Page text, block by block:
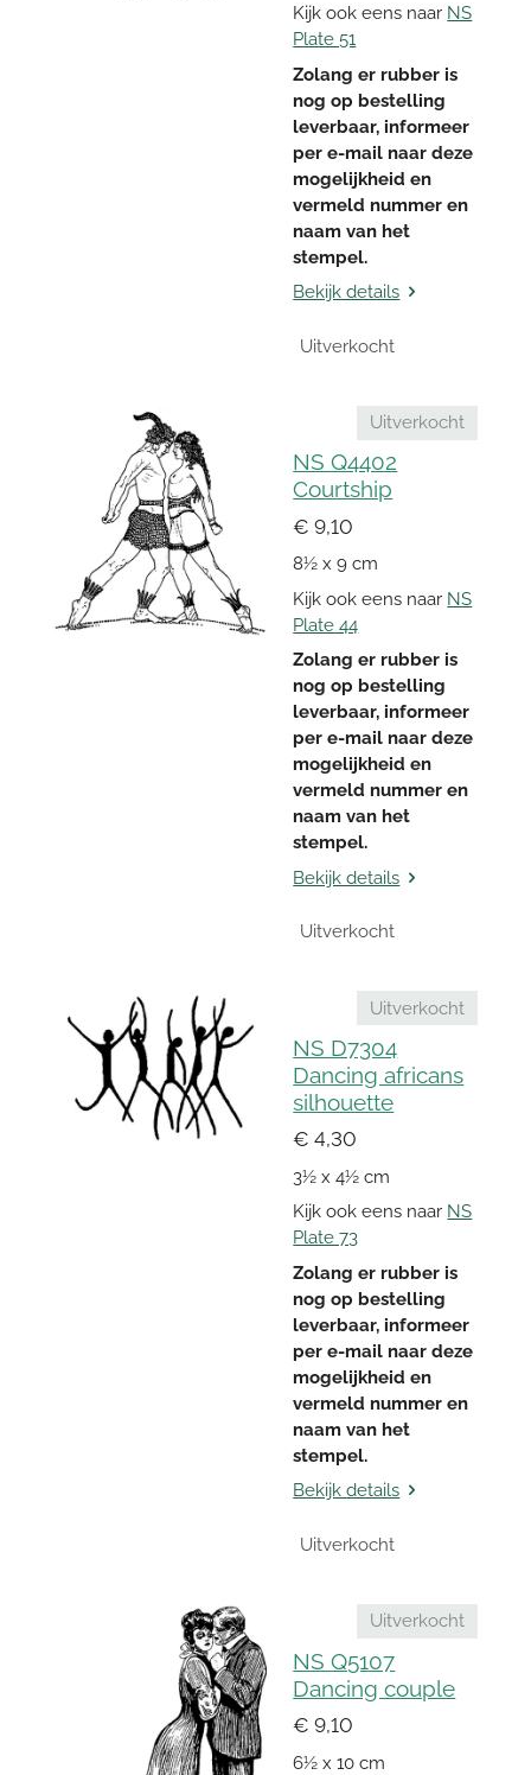
Kijk ook eens naar NS
Plate 51
Zolang er rubber is
nog op bestelling
leverbaar, informeer
per e-mail naar deze
mogelijkheid en
vermeld nummer en
naam van het
stempel.
Bekijk details
Uitverkocht
Uitverkocht
NS Q4402
Courtship
€ 9,10
8½ x 9 cm
Kijk ook eens naar NS
Plate 44
Zolang er rubber is
nog op bestelling
leverbaar, informeer
per e-mail naar deze
mogelijkheid en
vermeld nummer en
naam van het
stempel.
Bekijk details
Uitverkocht
Uitverkocht
NS D7304
Dancing africans
silhouette
€ 4,30
3½ x 4½ cm
Kijk ook eens naar NS
Plate 73
Zolang er rubber is
nog op bestelling
leverbaar, informeer
per e-mail naar deze
mogelijkheid en
vermeld nummer en
naam van het
stempel.
Bekijk details
Uitverkocht
Uitverkocht
NS Q5107
Dancing couple
€ 9,10
6½ x 10 cm